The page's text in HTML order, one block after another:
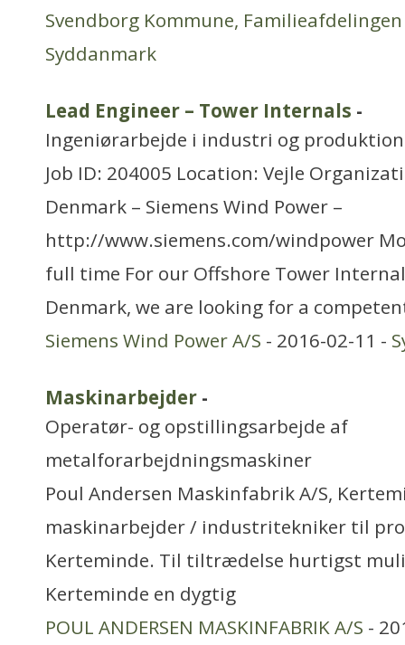
Svendborg Kommune, Familieafdelingen
Syddanmark
Lead Engineer – Tower Internals -
Ingeniørarbejde i industri og produktion
Job ID: 204005 Location: Vejle
Denmark – Siemens Wind Power –
http://www.siemens.com/windpower
full time For our Offshore Tower
Denmark, we are looking for a
Siemens Wind Power A/S - 2016-02-11 -
Maskinarbejder -
Operatør- og opstillingsarbejde af
metalforarbejdningsmaskiner
Poul Andersen Maskinfabrik A/S,
maskinarbejder / industritekniker til
Kerteminde. Til tiltrædelse hurtigst
Kerteminde en dygtig
POUL ANDERSEN MASKINFABRIK A/S -